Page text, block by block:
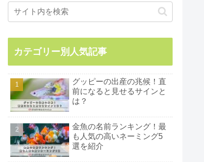
カテゴリー別人気記事
グッピーの出産の兆候！直
前になると見せるサインと
は？
金魚の名前ランキング！最
も人気の高いネーミング5
選を紹介